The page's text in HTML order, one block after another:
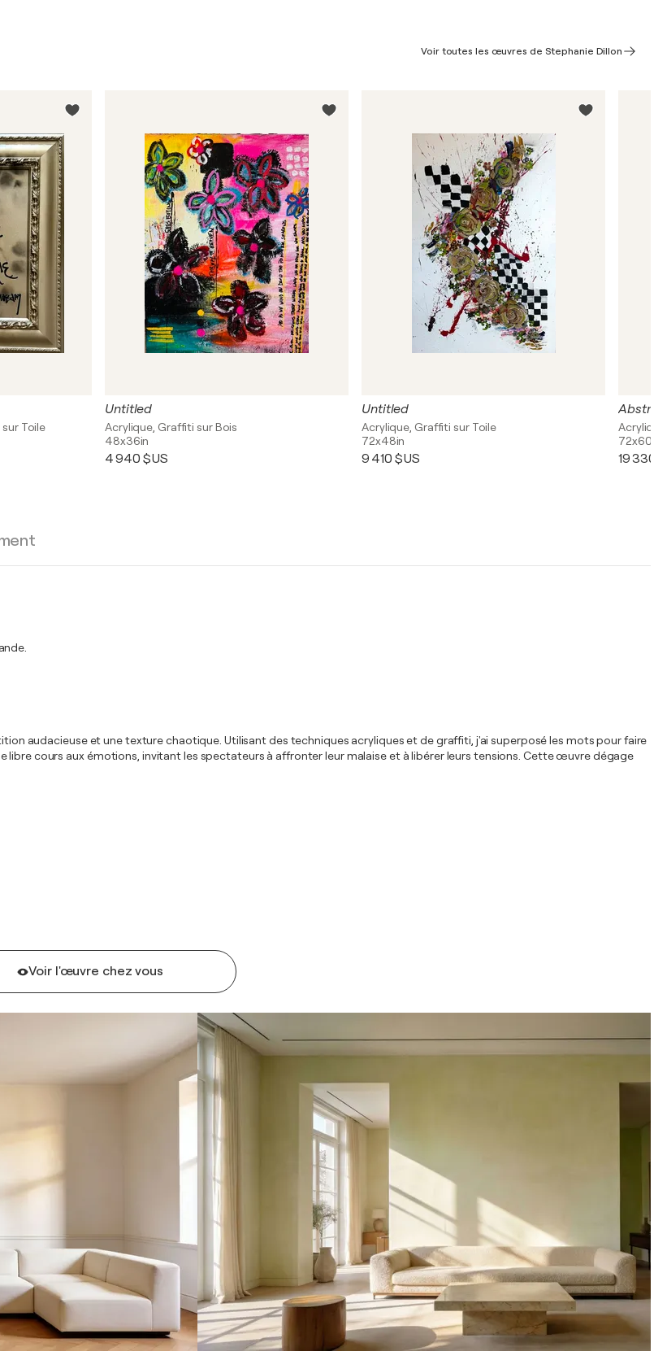
Voir l'œuvre chez vous
Voir toutes les œuvres de Stephanie Dillon
Toile
Untitled
Acrylique, Graffiti sur Bois
48x36in
4 940 $US
Untitled
Acrylique, Graffiti sur Toile
72x48in
9 410 $US
72x60in
19 330
audacieuse et une texture chaotique. Utilisant des techniques acryliques et de graffiti, j'ai superposé les mots pour faire
libre cours aux émotions, invitant les spectateurs à affronter leur malaise et à libérer leurs tensions. Cette œuvre dégage